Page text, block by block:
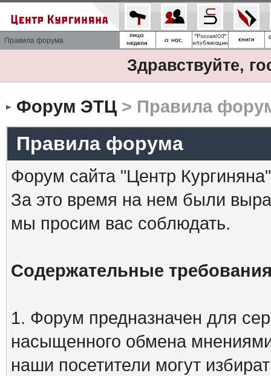
Правила форума
Здравствуйте,
Форум ЭТЦ> Правила
Правила форума
Форум сайта "Центр
За это время на нем были
мы просим вас соблюдать.
Содержательные
1. Форум предназначен для
насыщенного обмена
наши посетители могут